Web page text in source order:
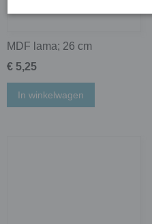
MDF lama; 26 cm
€ 5,25
In winkelwagen